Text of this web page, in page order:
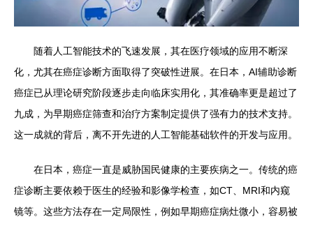
随着人工智能技术的飞速发展，其在医疗领域的应用不断深
化，尤其在癌症诊断方面取得了突破性进展。在日本，AI辅助诊断
癌症已从理论研究阶段逐步走向临床实用化，其准确率更是超过了
九成，为早期癌症筛查和治疗方案制定提供了强有力的技术支持。
这一成就的背后，离不开先进的人工智能基础软件的开发与应用。
在日本，癌症一直是威胁国民健康的主要疾病之一。传统的癌
症诊断主要依赖于医生的经验和影像学检查，如CT、MRI和内窥
镜等。这些方法存在一定局限性，例如早期癌症病灶微小，容易被